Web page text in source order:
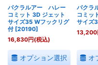
パクラルアー ハレー
コミット 3D ジェット
サイズ35 Wフックリグ
付 [20190]
16,830円(税込)
オプション選択
パクラ
コミッ
サイズ
13,200
オ